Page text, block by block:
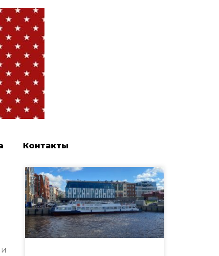
Контакты